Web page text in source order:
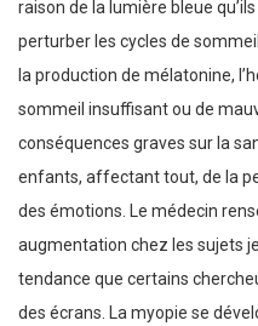
raison de la lumière bleue
perturber les cycles de
la production de mélatonine,
sommeil insuffisant ou de
conséquences graves sur la
enfants, affectant tout, de la
des émotions. Le médecin
augmentation chez les sujets
tendance que certains
des écrans. La myopie se